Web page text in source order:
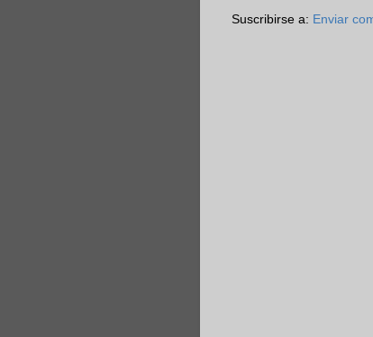
Suscribirse a: Enviar